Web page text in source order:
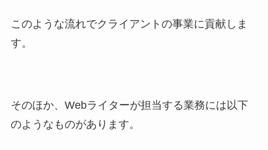
このような流れでクライアントの事業に貢献しま
す。
そのほか、Webライターが担当する業務には以下
のようなものがあります。